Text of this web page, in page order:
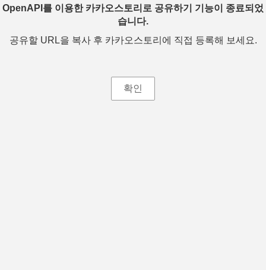
OpenAPI를 이용한 카카오스토리로 공유하기 기능이 종료되었
습니다.
공유할 URL을 복사 후 카카오스토리에 직접 등록해 보세요.
확인